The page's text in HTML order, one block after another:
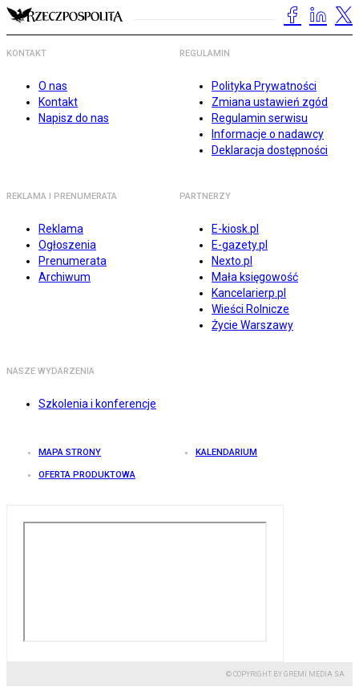
KONTAKT
O nas
Kontakt
Napisz do nas
REGULAMIN
Polityka Prywatności
Zmiana ustawień zgód
Regulamin serwisu
Informacje o nadawcy
Deklaracja dostępności
REKLAMA I PRENUMERATA
Reklama
Ogłoszenia
Prenumerata
Archiwum
PARTNERZY
E-kiosk.pl
E-gazety.pl
Nexto.pl
Mała księgowość
Kancelarierp.pl
Wieści Rolnicze
Życie Warszawy
NASZE WYDARZENIA
Szkolenia i konferencje
MAPA STRONY KALENDARIUM
OFERTA PRODUKTOWA
© COPYRIGHT BY GREMI MEDIA SA